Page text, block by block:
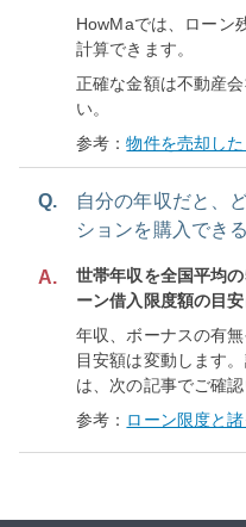
HowMaでは、ローン
計算できます。
正確な金額は不動産
い。
参考：物件を売却し
Q.
自分の年収だと、
ションを購入でき
A.
世帯年収を全国平均
ーン借入限度額の目
年収、ボーナスの有
目安額は変動します
は、次の記事でご確認
参考： ローン限度と